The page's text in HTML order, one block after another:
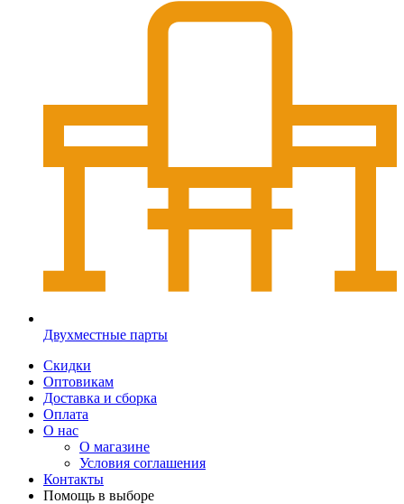
Двухместные парты
Скидки
Оптовикам
Доставка и сборка
Оплата
О нас
О магазине
Условия соглашения
Контакты
Помощь в выборе